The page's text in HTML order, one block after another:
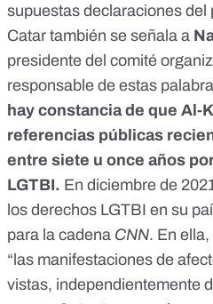
supuestas declaraciones del
Catar también se señala a
presidente del comité
responsable de estas
hay constancia de que Al-
referencias públicas
entre siete u once años
LGTBI. En diciembre de
los derechos LGTBI en su
para la cadena CNN. En
“las manifestaciones de
vistas, independientemente